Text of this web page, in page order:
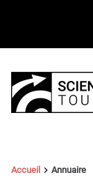
Vous
Accueil Annuaire